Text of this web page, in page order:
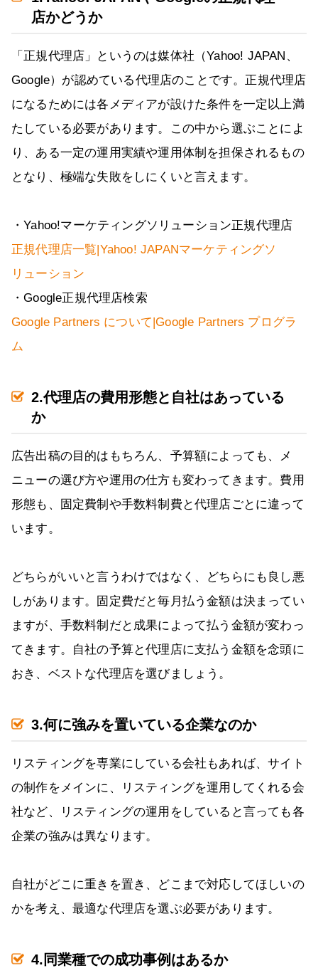
店かどうか
「正規代理店」というのは媒体社（Yahoo! JAPAN、
Google）が認めている代理店のことです。正規代理店
になるためには各メディアが設けた条件を一定以上満
たしている必要があります。この中から選ぶことによ
り、ある一定の運用実績や運用体制を担保されるもの
となり、極端な失敗をしにくいと言えます。
・Yahoo!マーケティングソリューション正規代理店
正規代理店一覧|Yahoo! JAPANマーケティングソ
リューション
・Google正規代理店検索
Google Partners について|Google Partners プログラ
ム
2.代理店の費用形態と自社はあっている
か
広告出稿の目的はもちろん、予算額によっても、メ
ニューの選び方や運用の仕方も変わってきます。費用
形態も、固定費制や手数料制費と代理店ごとに違って
います。
どちらがいいと言うわけではなく、どちらにも良し悪
しがあります。固定費だと毎月払う金額は決まってい
ますが、手数料制だと成果によって払う金額が変わっ
てきます。自社の予算と代理店に支払う金額を念頭に
おき、ベストな代理店を選びましょう。
3.何に強みを置いている企業なのか
リスティングを専業にしている会社もあれば、サイト
の制作をメインに、リスティングを運用してくれる会
社など、リスティングの運用をしていると言っても各
企業の強みは異なります。
自社がどこに重きを置き、どこまで対応してほしいの
かを考え、最適な代理店を選ぶ必要があります。
4.同業種での成功事例はあるか